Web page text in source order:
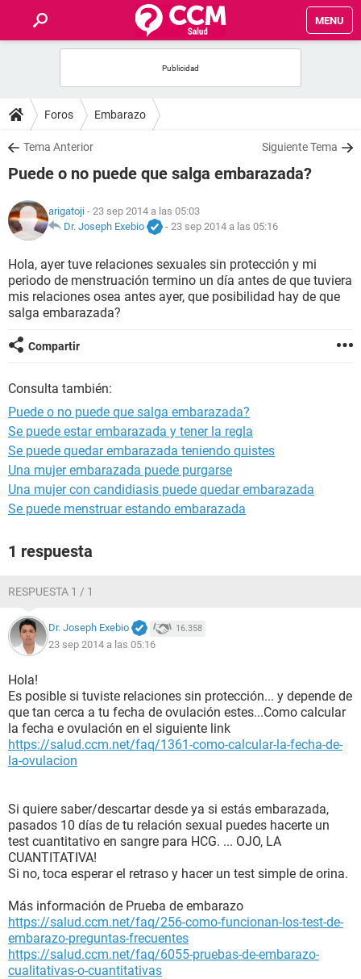
MENU
FOROS
SALUD
NUTRICIÓN
BIENESTAR
SEXUALIDAD
GLOSARIO
Foros Embarazo
Tema Anterior Siguiente Tema
Puede o no puede que salga embarazada?
arigatoji - 23 sep 2014 a las 05:03
Dr. Joseph Exebio
- 23 sep 2014 a las 05:16
Hola, ayer tuve relaciones sexuales sin protección y mi
periodo de menstruación termino un día antes de que tuviera
mis relaciones osea antes ayer, que posibilidad hay de que
salga embarazada?
Compartir
Consulta también:
Puede o no puede que salga embarazada?
Se puede estar embarazada y tener la regla
Se puede quedar embarazada teniendo quistes
Una mujer embarazada puede purgarse
Una mujer con candidiasis puede quedar embarazada
Se puede menstruar estando embarazada
1 respuesta
RESPUESTA 1 / 1
Dr. Joseph Exebio 16.358
23 sep 2014 a las 05:16
Hola!
Es posible si tuviste relaciones sin protección... y depende de
que tan cerca a tu fecha de ovulación estes...Como calcular
la fecha e ovulación en el siguiente link
https://salud.ccm.net/faq/1361-como-calcular-la-fecha-de-
la-ovulacion
Si quiere saber/descartar desde ya si estás embarazada,
pasados 10 días de tu relación sexual puedes hacerte un
test cuantitativo en sangre para HCG. ... OJO, LA
CUANTITATIVA!
Si no, toca esperar el retraso y hacer un test simple de orina.
Más información de Prueba de embarazo
https://salud.ccm.net/faq/256-como-funcionan-los-test-de-
embarazo-preguntas-frecuentes
https://salud.ccm.net/faq/6055-pruebas-de-embarazo-
cualitativas-o-cuantitativas